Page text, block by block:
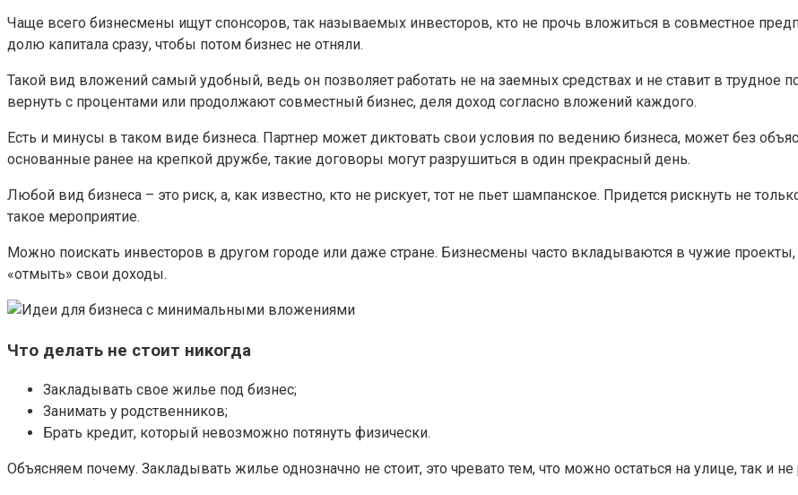
Чаще всего бизнесмены ищут спонсоров, так называемых инвесторов, кто не прочь вложиться в совместное
долю капитала сразу, чтобы потом бизнес не отняли.
Такой вид вложений самый удобный, ведь он позволяет работать не на заемных средствах и не ставит в трудное
вернуть с процентами или продолжают совместный бизнес, деля доход согласно вложений каждого.
Есть и минусы в таком виде бизнеса. Партнер может диктовать свои условия по ведению бизнеса, может без
основанные ранее на крепкой дружбе, такие договоры могут разрушиться в один прекрасный день.
Любой вид бизнеса – это риск, а, как известно, кто не рискует, тот не пьет шампанское. Придется рискнуть не
такое мероприятие.
Можно поискать инвесторов в другом городе или даже стране. Бизнесмены часто вкладываются в чужие
«отмыть» свои доходы.
Что делать не стоит никогда
Закладывать свое жилье под бизнес;
Занимать у родственников;
Брать кредит, который невозможно потянуть физически.
Объясняем почему. Закладывать жилье однозначно не стоит, это чревато тем, что можно остаться на улице, так и не